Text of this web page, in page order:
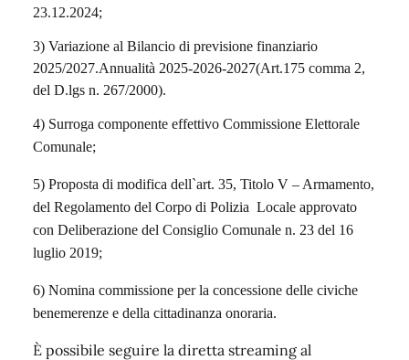
23.12.2024;
3) Variazione al Bilancio di previsione finanziario
2025/2027.Annualità 2025-2026-2027(Art.175 comma 2,
del D.lgs n. 267/2000).
4) Surroga componente effettivo Commissione Elettorale
Comunale;
5) Proposta di modifica dell`art. 35, Titolo V – Armamento,
del Regolamento del Corpo di Polizia Locale approvato
con Deliberazione del Consiglio Comunale n. 23 del 16
luglio 2019;
6) Nomina commissione per la concessione delle civiche
benemerenze e della cittadinanza onoraria.
È possibile seguire la diretta streaming al